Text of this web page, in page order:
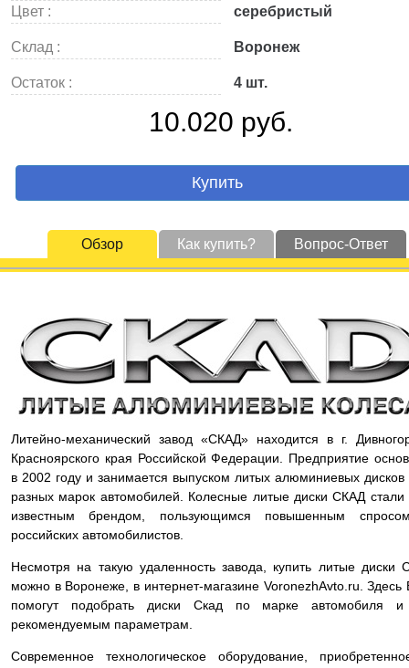
Цвет :
серебристый
Склад : Воронеж
Остаток : 4 шт.
10.020 руб.
Купить
Обзор Как купить? Вопрос-Ответ
Литейно-механический завод «СКАД» находится в г.
Красноярского края Российской Федерации. Предприятие
в 2002 году и занимается выпуском литых алюминиевых дисков
разных марок автомобилей. Колесные литые диски СКАД стали
известным брендом, пользующимся повышенным
российских автомобилистов.
Несмотря на такую удаленность завода, купить литые диски
можно в Воронеже, в интернет-магазине VoronezhAvto.ru. Здесь
помогут подобрать диски Скад по марке автомобиля
рекомендуемым параметрам.
Современное технологическое оборудование,